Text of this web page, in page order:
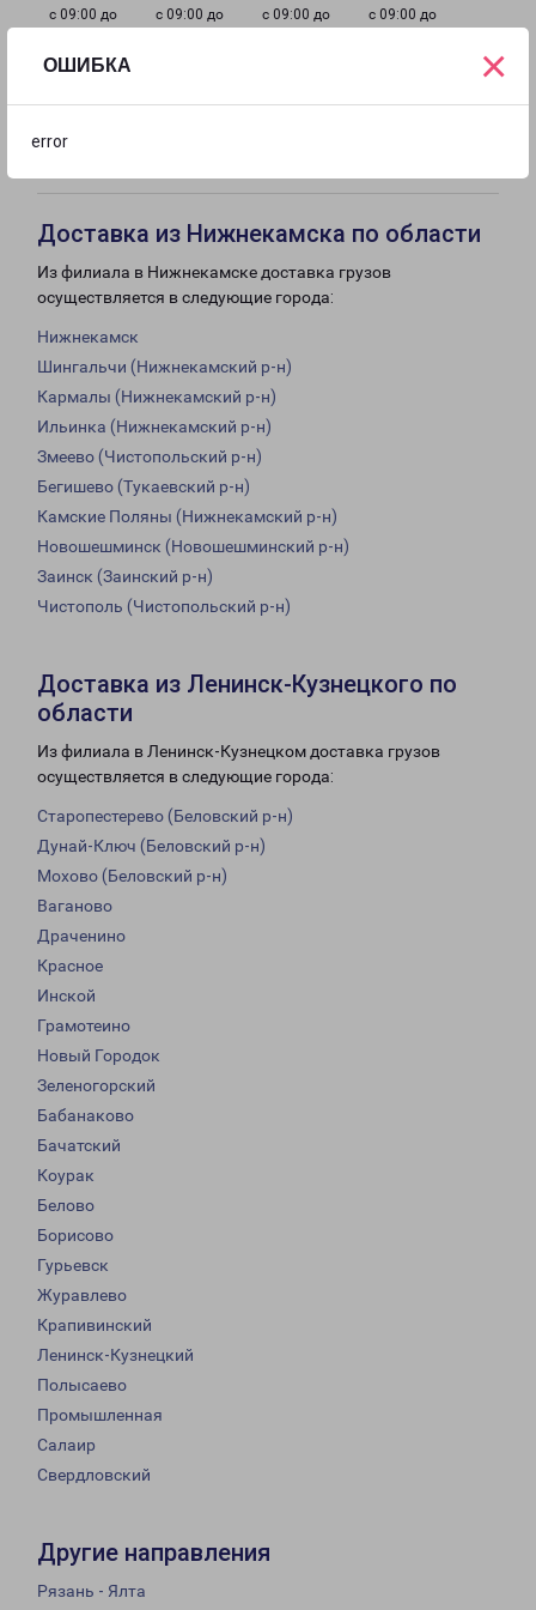
ОШИБКА
error
×
с 09:00 до
с 09:00 до
с 09:00 до
с 09:00 до
18:00
Доставка из Нижнекамска по области
Из филиала в Нижнекамске доставка грузов
осуществляется в следующие города:
Нижнекамск
Шингальчи (Нижнекамский р-н)
Кармалы (Нижнекамский р-н)
Ильинка (Нижнекамский р-н)
Змеево (Чистопольский р-н)
Бегишево (Тукаевский р-н)
Камские Поляны (Нижнекамский р-н)
Новошешминск (Новошешминский р-н)
Заинск (Заинский р-н)
Чистополь (Чистопольский р-н)
Доставка из Ленинск-Кузнецкого по
области
Из филиала в Ленинск-Кузнецком доставка грузов
осуществляется в следующие города:
Старопестерево (Беловский р-н)
Дунай-Ключ (Беловский р-н)
Мохово (Беловский р-н)
Ваганово
Драченино
Красное
Инской
Грамотеино
Новый Городок
Зеленогорский
Бабанаково
Бачатский
Коурак
Белово
Борисово
Гурьевск
Журавлево
Крапивинский
Ленинск-Кузнецкий
Полысаево
Промышленная
Салаир
Свердловский
Другие направления
Рязань - Ялта